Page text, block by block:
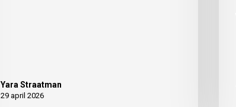
Yara Straatman
29 april 2026